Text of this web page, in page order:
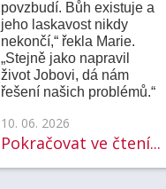
povzbudí. Bůh existuje a
jeho laskavost nikdy
nekončí,“ řekla Marie.
„Stejně jako napravil
život Jobovi, dá nám
řešení našich problémů.“
10. 06. 2026
Pokračovat ve čtení...